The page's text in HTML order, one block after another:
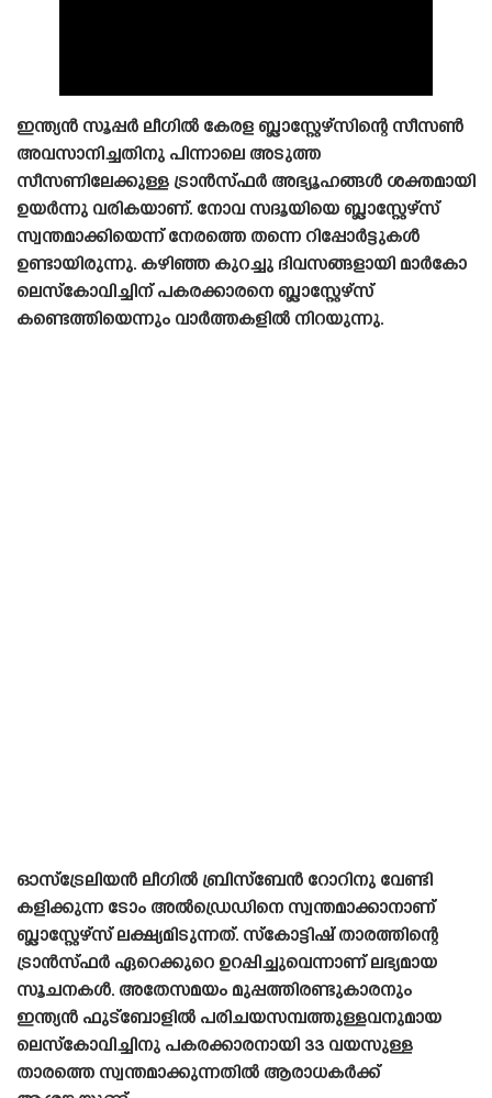
ഇന്ത്യൻ സൂപ്പർ ലീഗിൽ കേരള ബ്ലാസ്റ്റേഴ്‌സിന്റെ സീസൺ
അവസാനിച്ചതിനു പിന്നാലെ അടുത്ത
സീസണിലേക്കുള്ള ട്രാൻസ്‌ഫർ അഭ്യൂഹങ്ങൾ ശക്തമായി
ഉയർന്നു വരികയാണ്. നോവ സദൂയിയെ ബ്ലാസ്റ്റേഴ്‌സ്
സ്വന്തമാക്കിയെന്ന് നേരത്തെ തന്നെ റിപ്പോർട്ടുകൾ
ഉണ്ടായിരുന്നു. കഴിഞ്ഞ കുറച്ചു ദിവസങ്ങളായി മാർകോ
ലെസ്‌കോവിച്ചിന് പകരക്കാരനെ ബ്ലാസ്റ്റേഴ്‌സ്
കണ്ടെത്തിയെന്നും വാർത്തകളിൽ നിറയുന്നു.
ഓസ്‌ട്രേലിയൻ ലീഗിൽ ബ്രിസ്‌ബേൻ റോറിനു വേണ്ടി
കളിക്കുന്ന ടോം അൽഡ്രെഡിനെ സ്വന്തമാക്കാനാണ്
ബ്ലാസ്റ്റേഴ്‌സ് ലക്ഷ്യമിടുന്നത്. സ്‌കോട്ടിഷ് താരത്തിന്റെ
ട്രാൻസ്‌ഫർ ഏറെക്കുറെ ഉറപ്പിച്ചുവെന്നാണ് ലഭ്യമായ
സൂചനകൾ. അതേസമയം മുപ്പത്തിരണ്ടുകാരനും
ഇന്ത്യൻ ഫുട്ബോളിൽ പരിചയസമ്പത്തുള്ളവനുമായ
ലെസ്‌കോവിച്ചിനു പകരക്കാരനായി 33 വയസുള്ള
താരത്തെ സ്വന്തമാക്കുന്നതിൽ ആരാധകർക്ക്